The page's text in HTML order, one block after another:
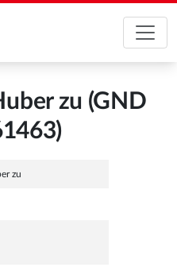
zu (GND
zu